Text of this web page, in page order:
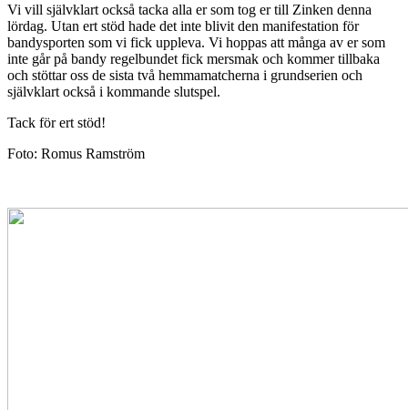
Vi vill självklart också tacka alla er som tog er till Zinken denna
lördag. Utan ert stöd hade det inte blivit den manifestation för
bandysporten som vi fick uppleva. Vi hoppas att många av er som
inte går på bandy regelbundet fick mersmak och kommer tillbaka
och stöttar oss de sista två hemmamatcherna i grundserien och
självklart också i kommande slutspel.
Tack för ert stöd!
Foto: Romus Ramström